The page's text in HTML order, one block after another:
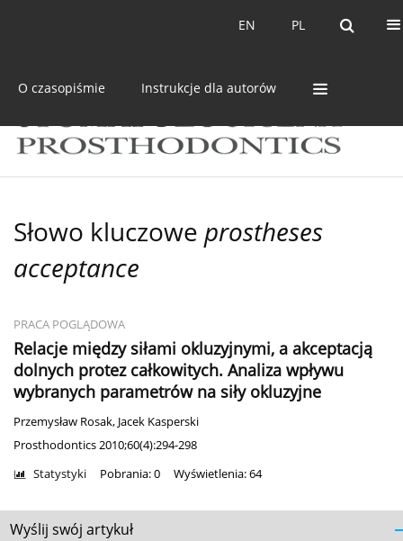
PL
EN PL
EN
O czasopiśmie Instrukcje dla autorów
Słowo kluczowe prostheses
acceptance
PRACA POGLĄDOWA
Relacje między siłami okluzyjnymi, a akceptacją
dolnych protez całkowitych. Analiza wpływu
wybranych parametrów na siły okluzyjne
Przemysław Rosak, Jacek Kasperski
Prosthodontics 2010;60(4):294-298
Statystyki Pobrania: 0 Wyświetlenia: 64
Wyślij swój artykuł